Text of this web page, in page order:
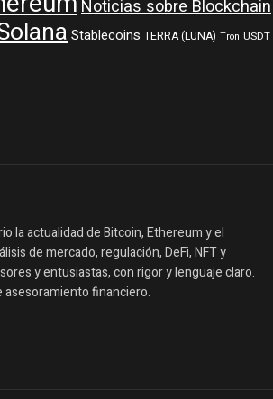
Noticias sobre Blockchain
Stablecoins TERRA (LUNA) Tron USDT
la actualidad de Bitcoin, Ethereum y el
de mercado, regulación, DeFi, NFT y
y entusiastas, con rigor y lenguaje claro.
financiero.